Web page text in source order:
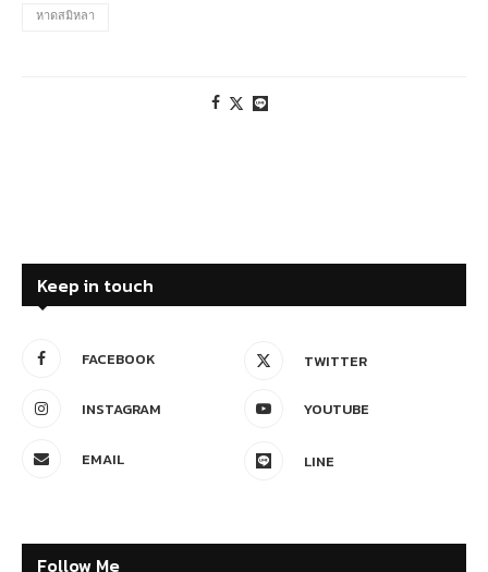
หาดสมิหลา
Keep in touch
FACEBOOK TWITTER
INSTAGRAM YOUTUBE
EMAIL LINE
Follow Me